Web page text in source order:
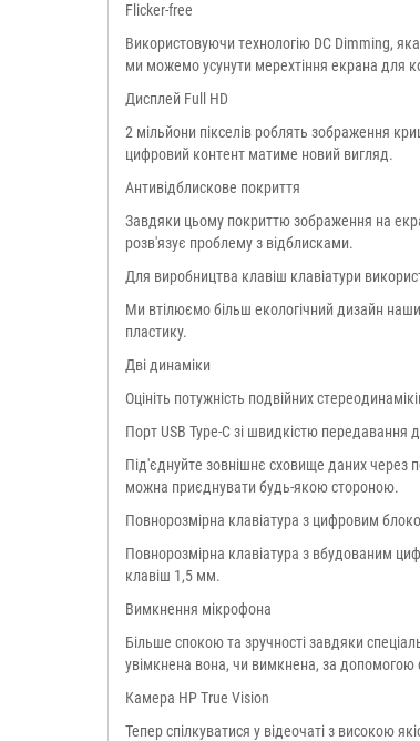
Flicker-free
Використовуючи технологію DC Dimming,
ми можемо усунути мерехтіння екрана для
Дисплей Full HD
2 мільйони пікселів роблять зображення
цифровий контент матиме новий вигляд.
Антивідблискове покриття
Завдяки цьому покриттю зображення на
розв'язує проблему з відблисками.
Для виробництва клавіш клавіатури
Ми втілюємо більш екологічний дизайн
пластику.
Дві динаміки
Оцініть потужність подвійних
Порт USB Type-C зі швидкістю передавання
Під'єднуйте зовнішнє сховище даних через
можна приєднувати будь-якою стороною.
Повнорозмірна клавіатура з цифровим
Повнорозмірна клавіатура з вбудованим
клавіш 1,5 мм.
Вимкнення мікрофона
Більше спокою та зручності завдяки
увімкнена вона, чи вимкнена, за допомогою
Камера HP True Vision
Тепер спілкуватися у відеочаті з високою